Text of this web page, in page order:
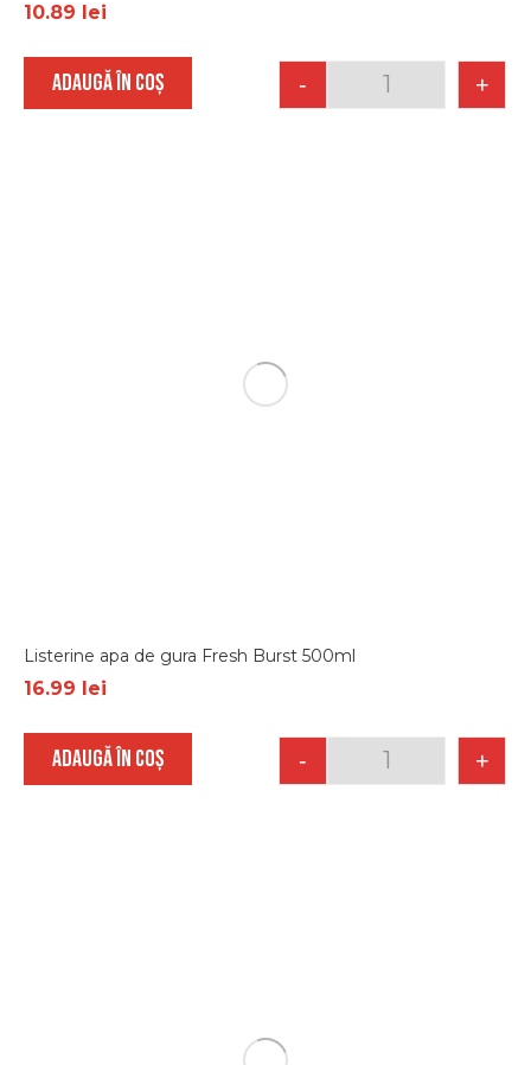
10.89 lei
- +
ADAUGĂ ÎN COȘ
Listerine apa de gura Fresh Burst 500ml
16.99 lei
- +
ADAUGĂ ÎN COȘ